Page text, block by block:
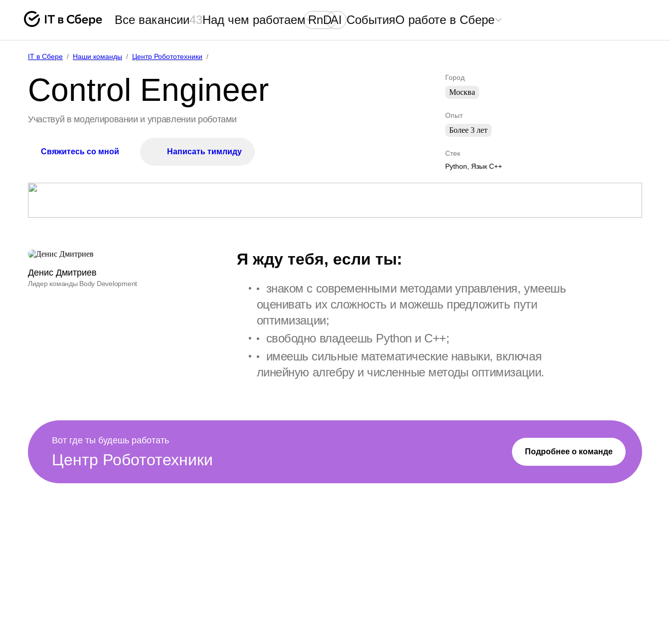
Все вакансии43Над чем работаемRnDAI СобытияО работе в Сбере
IT в Сбере / Наши команды / Центр Робототехники /
Control Engineer
Участвуй в моделировании и управлении роботами
Свяжитесь со мной Написать тимлиду
Город
Москва
Опыт
Более 3 лет
Стек
Python, Язык C++
Денис Дмитриев
Лидер команды Body Development
Я жду тебя, если ты:
знаком с современными методами управления, умеешь
оценивать их сложность и можешь предложить пути
оптимизации;
свободно владеешь Python и C++;
имеешь сильные математические навыки, включая
линейную алгебру и численные методы оптимизации.
Вот где ты будешь работать
Центр Робототехники Подробнее о команде